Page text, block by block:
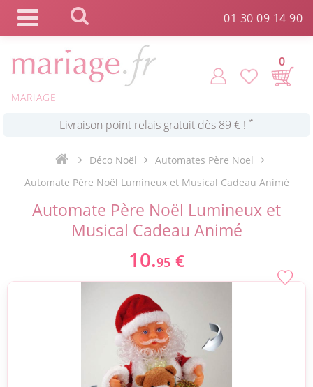
01 30 09 14 90
MARIAGE
0
Commande expédiée en 24h !
Payez votre commande en 4X sans frais*
Déco Noël
Automates Père Noel
Automate Père Noël Lumineux et Musical Cadeau Animé
Automate Père Noël Lumineux et
Musical Cadeau Animé
10.95 €
Panneau de gestion des cookies